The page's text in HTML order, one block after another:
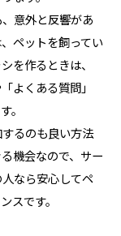
意外と反響があ
ペットを飼ってい
を作るときは、
よくある質問」
。
るのも良い方法
機会なので、サー
なら安心してペ
スです。